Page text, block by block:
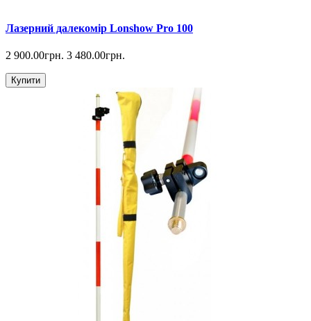
Лазерний далекомір Lonshow Pro 100
2 900.00грн. 3 480.00грн.
Купити